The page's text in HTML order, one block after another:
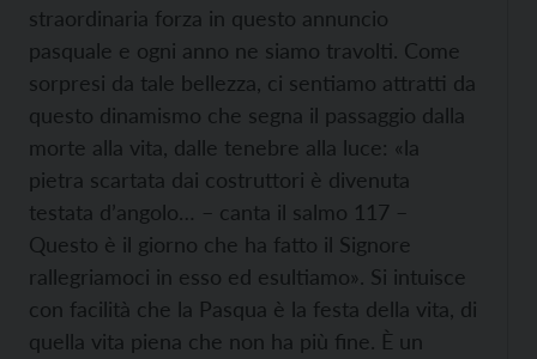
straordinaria forza in questo annuncio
pasquale e ogni anno ne siamo travolti. Come
sorpresi da tale bellezza, ci sentiamo attratti da
questo dinamismo che segna il passaggio dalla
morte alla vita, dalle tenebre alla luce: «la
pietra scartata dai costruttori è divenuta
testata d’angolo… – canta il salmo 117 –
Questo è il giorno che ha fatto il Signore
rallegriamoci in esso ed esultiamo». Si intuisce
con facilità che la Pasqua è la festa della vita, di
quella vita piena che non ha più fine. È un